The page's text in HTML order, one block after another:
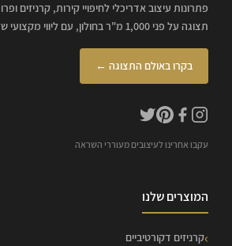
פתרונות עיצוב אדריכלי לחיפויי קירות, קרניזים
תצוגה על פני 1,000 מ"ר בחולון, עם ליווי מקצועי של מעצבי פנים.
בקרו באולם התצוגה ←
עקבו אחרינו לעיצובים מעוררי השראה
המוצרים שלנו
קרניזים דקורטיביים